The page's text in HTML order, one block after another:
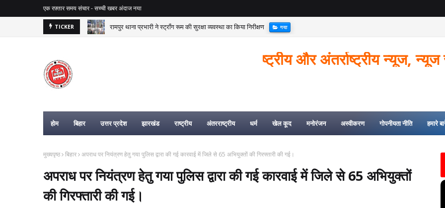
एक रफ़्तार समय संचार - सच्ची खबर अंदाज नया
TICKER रामपुर थाना प्रभारी ने स्ट्रॉंग रूम की सुरक्षा व्यवस्था का किया निरीक्षण गया
न्यूज, यूपी न्यूज, झारखंड न्यूज, राष्ट्रीय और अंतर्राष्ट्रीय न्यूज, न्यूज से
होम बिहार उत्तर प्रदेश झारखंड राष्ट्रीय अंतरराष्ट्रीय धर्म खेल कूद मनोरंजन अस्वीकरण गोपनीयता नीति हमारे
मुख्यपृष्ठ बिहार अपराध पर नियंत्रण हेतु गया पुलिस द्वारा की गई कारवाई में जिले से 65 अभियुक्तों की गिरफ्तारी की गई।
अपराध पर नियंत्रण हेतु गया पुलिस द्वारा की गई कारवाई में जिले से 65 अभियुक्तों
की गिरफ्तारी की गई।